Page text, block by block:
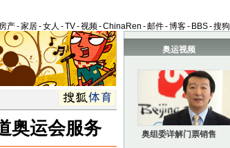
房产-家居-女人 -TV-视频-ChinaRen -邮件-博客- BBS-搜狗
奥运会服务
奥运视频
奥组委详解门票销售